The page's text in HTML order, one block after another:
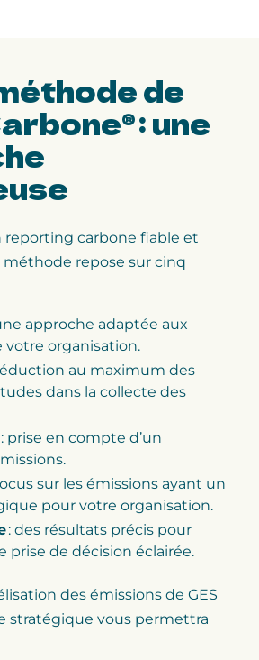
de
: une
reporting carbone fiable et
repose sur cinq
approche adaptée aux
votre organisation.
au maximum des
dans la collecte des
prise en compte d’un
sur les émissions ayant un
pour votre organisation.
: des résultats précis pour
prise de décision éclairée.
des émissions de GES
stratégique vous permettra